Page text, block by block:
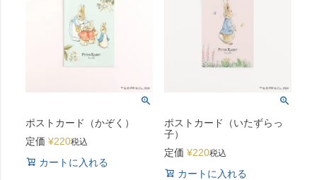
ポストカード（かぞく）
定価 ¥220税込
カートに入れる
ポストカード（いたずらっ
子）
定価 ¥220税込
カートに入れる